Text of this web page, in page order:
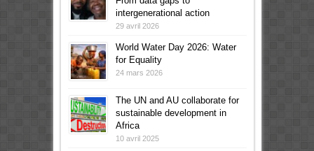
intergenerational action
29 avril 2026
World Water Day 2026: Water
for Equality
24 mars 2026
The UN and AU collaborate for
sustainable development in
Africa
10 avril 2025